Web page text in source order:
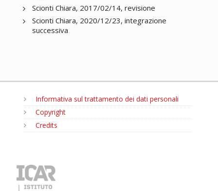
Scionti Chiara, 2017/02/14, revisione
Scionti Chiara, 2020/12/23, integrazione
successiva
Informativa sul trattamento dei dati personali
Copyright
Credits